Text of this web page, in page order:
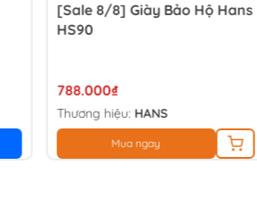
[Sale 8/8] Giày Bảo Hộ Hans
HS90
788.000₫
Thương hiệu: HANS
Mua ngay